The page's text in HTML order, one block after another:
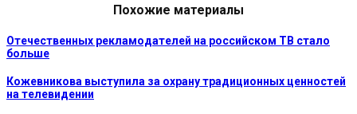
Похожие материалы
Отечественных рекламодателей на российском ТВ стало
больше
Кожевникова выступила за охрану традиционных ценностей
на телевидении